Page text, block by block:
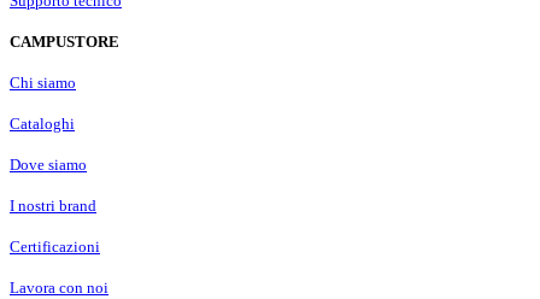
CAMPUSTORE
Chi siamo
Cataloghi
Dove siamo
I nostri brand
Certificazioni
Lavora con noi